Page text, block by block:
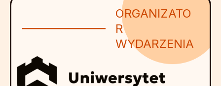
ORGANIZATO
R
WYDARZENIA